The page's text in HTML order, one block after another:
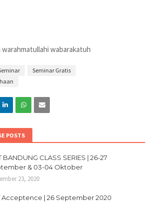
warahmatullahi wabarakatuh
Seminar Gratis
POSTS
BANDUNG CLASS SERIES | 26-27
& 03-04 Oktober
23, 2020
Acceptence | 26 September 2020